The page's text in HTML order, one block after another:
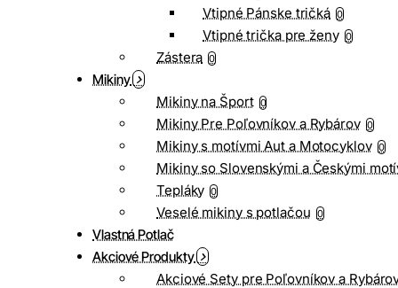
Vtipné Pánske tričká 0
Vtipné trička pre ženy 0
Zástera 0
Mikiny
Mikiny na Šport 0
Mikiny Pre Poľovníkov a Rybárov 0
Mikiny s motívmi Aut a Motocyklov 0
Mikiny so Slovenskými a Českými
Tepláky 0
Veselé mikiny s potlačou 0
Vlastná Potlač
Akciové Produkty
Akciové Sety pre Poľovníkov a